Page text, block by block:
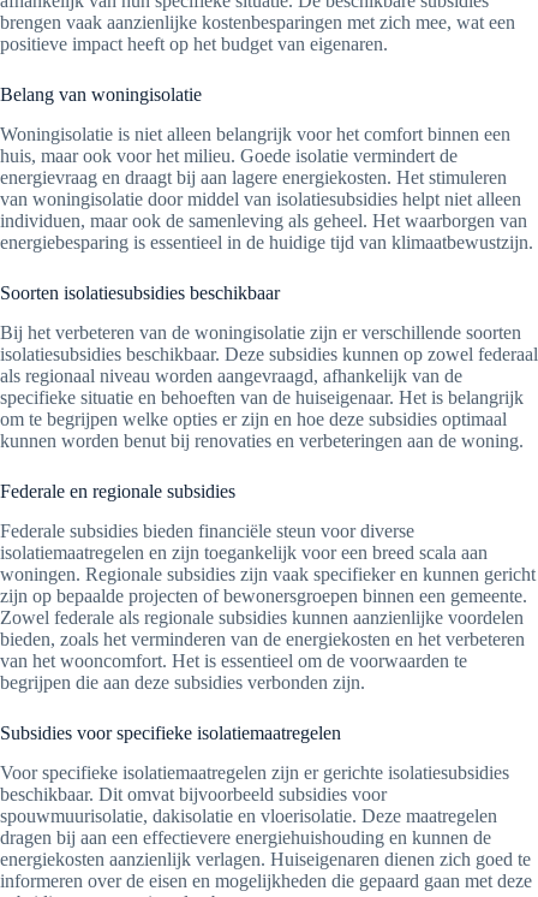
brengen vaak aanzienlijke kostenbesparingen met zich mee, wat een
positieve impact heeft op het budget van eigenaren.
Belang van woningisolatie
Woningisolatie is niet alleen belangrijk voor het comfort binnen een
huis, maar ook voor het milieu. Goede isolatie vermindert de
energievraag en draagt bij aan lagere energiekosten. Het stimuleren
van woningisolatie door middel van isolatiesubsidies helpt niet alleen
individuen, maar ook de samenleving als geheel. Het waarborgen van
energiebesparing is essentieel in de huidige tijd van klimaatbewustzijn.
Soorten isolatiesubsidies beschikbaar
Bij het verbeteren van de woningisolatie zijn er verschillende soorten
isolatiesubsidies beschikbaar. Deze subsidies kunnen op zowel federaal
als regionaal niveau worden aangevraagd, afhankelijk van de
specifieke situatie en behoeften van de huiseigenaar. Het is belangrijk
om te begrijpen welke opties er zijn en hoe deze subsidies optimaal
kunnen worden benut bij renovaties en verbeteringen aan de woning.
Federale en regionale subsidies
Federale subsidies bieden financiële steun voor diverse
isolatiemaatregelen en zijn toegankelijk voor een breed scala aan
woningen. Regionale subsidies zijn vaak specifieker en kunnen gericht
zijn op bepaalde projecten of bewonersgroepen binnen een gemeente.
Zowel federale als regionale subsidies kunnen aanzienlijke voordelen
bieden, zoals het verminderen van de energiekosten en het verbeteren
van het wooncomfort. Het is essentieel om de voorwaarden te
begrijpen die aan deze subsidies verbonden zijn.
Subsidies voor specifieke isolatiemaatregelen
Voor specifieke isolatiemaatregelen zijn er gerichte isolatiesubsidies
beschikbaar. Dit omvat bijvoorbeeld subsidies voor
spouwmuurisolatie, dakisolatie en vloerisolatie. Deze maatregelen
dragen bij aan een effectievere energiehuishouding en kunnen de
energiekosten aanzienlijk verlagen. Huiseigenaren dienen zich goed te
informeren over de eisen en mogelijkheden die gepaard gaan met deze